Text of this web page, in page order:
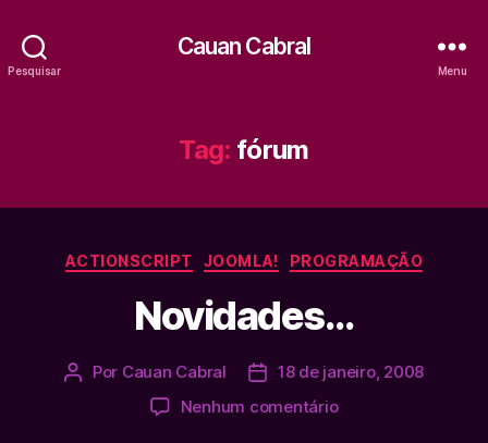
Pesquisar
Cauan Cabral
Menu
Tag: fórum
Categorias
ACTIONSCRIPT JOOMLA! PROGRAMAÇÃO
Novidades…
Autor
Por Cauan Cabral
Data18 de janeiro, 2008
Nenhum comentárioem